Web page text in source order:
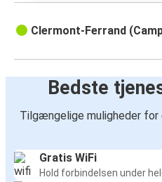
Clermont-Ferrand
Bedste
Tilgængelige muligheder for
Gratis WiFi
Hold forbindelsen under